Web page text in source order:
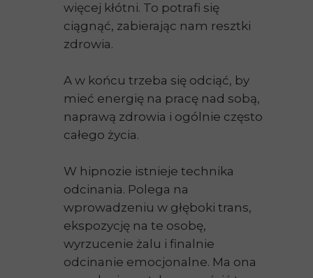
więcej kłótni. To potrafi się
ciągnąć, zabierając nam resztki
zdrowia.
A w końcu trzeba się odciąć, by
mieć energię na pracę nad sobą,
naprawą zdrowia i ogólnie często
całego życia.
W hipnozie istnieje technika
odcinania. Polega na
wprowadzeniu w głęboki trans,
ekspozycję na te osobę,
wyrzucenie żalu i finalnie
odcinanie emocjonalne. Ma ona